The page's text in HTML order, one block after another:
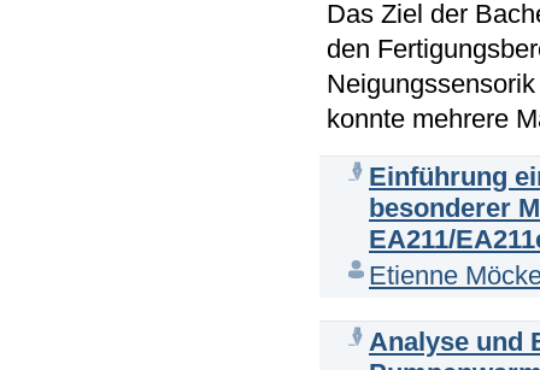
Das Ziel der
den
konnte mehrere
Einführung
besonderer
EA211/
Etienne
Analyse und